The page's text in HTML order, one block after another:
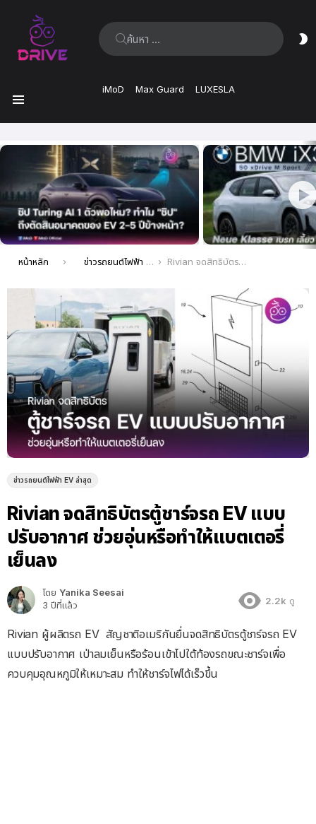
ค้นหา:
iMoD Max Guard LUXESLA
ล่าสุด
คุณอยู่ที่นี่:
หน้าหลัก ข่าวรถยนต์ไฟฟ้า EV ล่าสุด Rivian จดสิทธิบัตรตู้ชาร์จรถ EV แบบปรับอากาศ ช่วยอุ่นหรือทำให้แบตเตอรี่เย็นลง
ข่าวรถยนต์ไฟฟ้า EV ล่าสุด
Rivian จดสิทธิบัตรตู้ชาร์จรถ EV แบบ
ปรับอากาศ ช่วยอุ่นหรือทำให้แบตเตอรี่
เย็นลง
โดย Yanika Seesai
3 ปีที่แล้ว
2.2k ดู
Rivian ผู้ผลิตรถ EV สัญชาติอเมริกันยื่นจดสิทธิบัตรตู้ชาร์จรถ EV
แบบปรับอากาศ เป่าลมเย็นหรือร้อนเข้าไปใต้ท้องรถขณะชาร์จเพื่อ
ควบคุมอุณหภูมิให้เหมาะสม ทำให้ชาร์จไฟได้เร็วขึ้น